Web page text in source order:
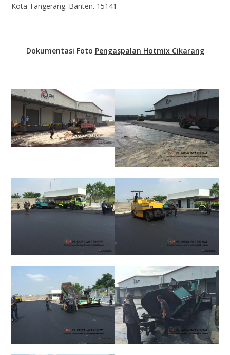
Kota Tangerang. Banten. 15141
Dokumentasi Foto Pengaspalan Hotmix Cikarang